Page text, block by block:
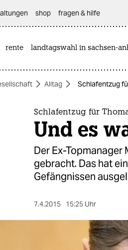
shop fragen & hilfe
rente landtagswahl in sachsen-
Alltag Schlafentzug
Schlafentzug für
Und es
Der Ex-
gebracht. Das hat
Gefängnissen
7.4.2015 15:25 Uhr